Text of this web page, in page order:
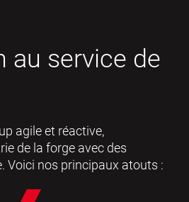
au service de
agile et réactive,
de la forge avec des
Voici nos principaux atouts :